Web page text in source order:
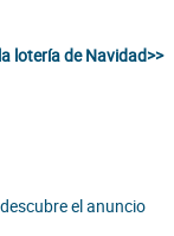
lotería de Navidad>>
el anuncio